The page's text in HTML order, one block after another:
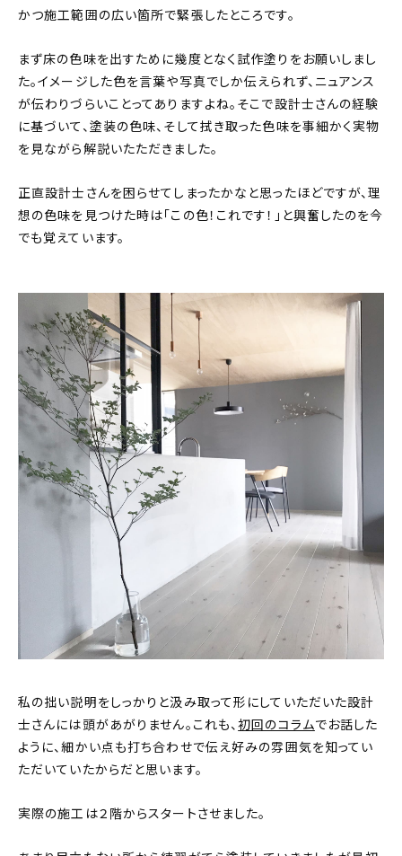
かつ施工範囲の広い箇所で緊張したところです。
まず床の色味を出すために幾度となく試作塗りをお願いしまし
た。イメージした色を言葉や写真でしか伝えられず、ニュアンス
が伝わりづらいことってありますよね。そこで設計士さんの経験
に基づいて、塗装の色味、そして拭き取った色味を事細かく実物
を見ながら解説いたただきました。
正直設計士さんを困らせてしまったかなと思ったほどですが、理
想の色味を見つけた時は「この色！これです！」と興奮したのを今
でも覚えています。
私の拙い説明をしっかりと汲み取って形にしていただいた設計
士さんには頭があがりません。これも、初回のコラムでお話した
ように、細かい点も打ち合わせで伝え好みの雰囲気を知ってい
ただいていたからだと思います。
実際の施工は２階からスタートさせました。